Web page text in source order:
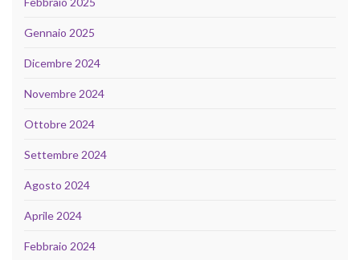
Gennaio 2025
Dicembre 2024
Novembre 2024
Ottobre 2024
Settembre 2024
Agosto 2024
Aprile 2024
Febbraio 2024